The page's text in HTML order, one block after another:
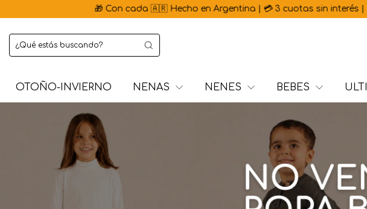
🎁 Con cada 🇦🇷 Hecho en Argentina | 💳 3 cuotas sin interés | ⚡ 15%
OTOÑO-INVIERNO NENAS NENES BEBES